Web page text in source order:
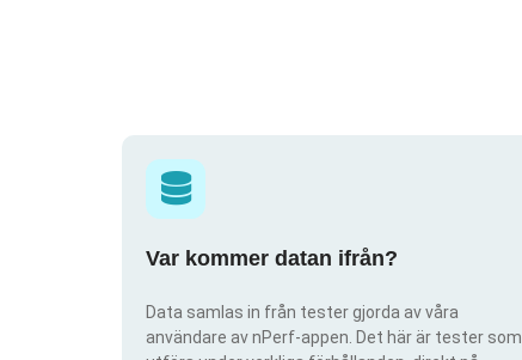
Var kommer datan ifrån?
Data samlas in från tester gjorda av våra
användare av nPerf-appen. Det här är tester som